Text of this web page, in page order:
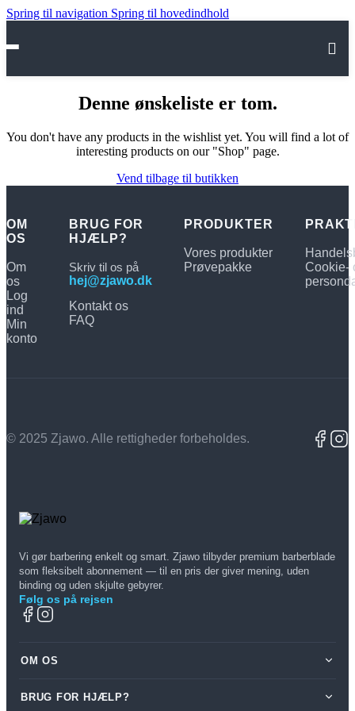
Spring til navigation Spring til hovedindhold
VORES PRODUKTER
OM OS
Handelsbetingelser
Denne ønskeliste er tom.
You don't have any products in the wishlist yet. You will find a lot of
interesting products on our "Shop" page.
Vend tilbage til butikken
OM
OS
Om
os
Log
ind
Min
konto
BRUG FOR
HJÆLP?
Skriv til os på
hej@zjawo.dk
Kontakt os
FAQ
PRODUKTER
Vores produkter
Prøvepakke
Cookie-
© 2025 Zjawo. Alle rettigheder forbeholdes.
Vi gør barbering enkelt og smart. Zjawo tilbyder premium barberblade
som fleksibelt abonnement — til en pris der giver mening, uden
binding og uden skjulte gebyrer.
Følg os på rejsen
OM OS
Om os
BRUG FOR HJÆLP?